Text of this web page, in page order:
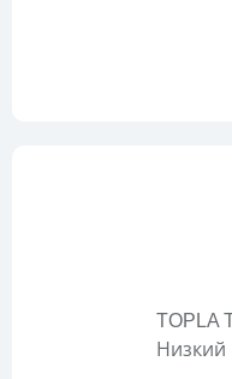
TOPLA
Низкий